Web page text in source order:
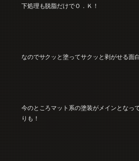
下処理も脱脂だけでＯ．Ｋ！
なのでサクッと塗ってサクッと剥がせる面
今のところマット系の塗装がメインとなっ
りも！